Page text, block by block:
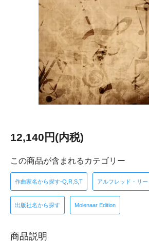
12,140円(内税)
この商品が含まれるカテゴリー
作曲家名から探す-Q,R,S,T アルフレッド・リー
出版社名から探す Molenaar Edition
商品説明